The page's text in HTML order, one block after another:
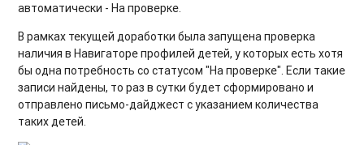
автоматически - На проверке.
В рамках текущей доработки была запущена проверка
наличия в Навигаторе профилей детей, у которых есть хотя
бы одна потребность со статусом "На проверке". Если такие
записи найдены, то раз в сутки будет сформировано и
отправлено письмо-дайджест с указанием количества
таких детей.